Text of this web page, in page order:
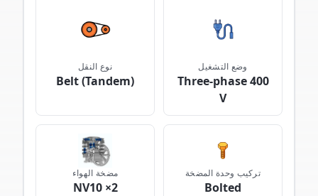
وضع التشغيل
Three-phase 400
V
نوع النقل
Belt (Tandem)
تركيب وحدة المضخة
Bolted
مضخة الهواء
NV10 ×2